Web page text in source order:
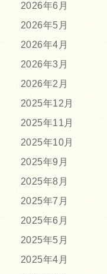
2026年6月
2026年5月
2026年4月
2026年3月
2026年2月
2025年12月
2025年11月
2025年10月
2025年9月
2025年8月
2025年7月
2025年6月
2025年5月
2025年4月